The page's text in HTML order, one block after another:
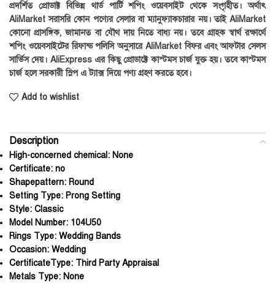
প্রদর্শিত প্রোডাক্ট বিভিন্ন থার্ড পার্টি শপিং ওয়েবসাইট থেকে সংগৃহীত। অর্থাৎ
AliMarket সরাসরি কোন পণ্যের সেলার বা ম্যানুফ্যাকচারার নয়। তাই AliMarket
কোনো প্রাসঙ্গিক, জামানত বা যৌথ দায় নিতে বাধ্য নয়। তবে গ্রাহক স্বার্থ রক্ষার্থে
শপিং ওয়েবসাইটের রিফান্ড পলিসি অনুসারে AliMarket বিফর এবং আফটার সেলস
সার্ভিস দেয়। AliExpress এর কিছু প্রোডাক্টে কাস্টমস চার্জ যুক্ত হয়। তবে কাস্টমস
চার্জ হলে সরকারী স্লিপ এ ট্যাক্স দিয়ে পণ্য গ্রহণ করতে হবে।
Add to wishlist
Description
High-concerned chemical: None
Certificate: no
Shapepattern: Round
Setting Type: Prong Setting
Style: Classic
Model Number: 104U50
Rings Type: Wedding Bands
Occasion: Wedding
CertificateType: Third Party Appraisal
Metals Type: None